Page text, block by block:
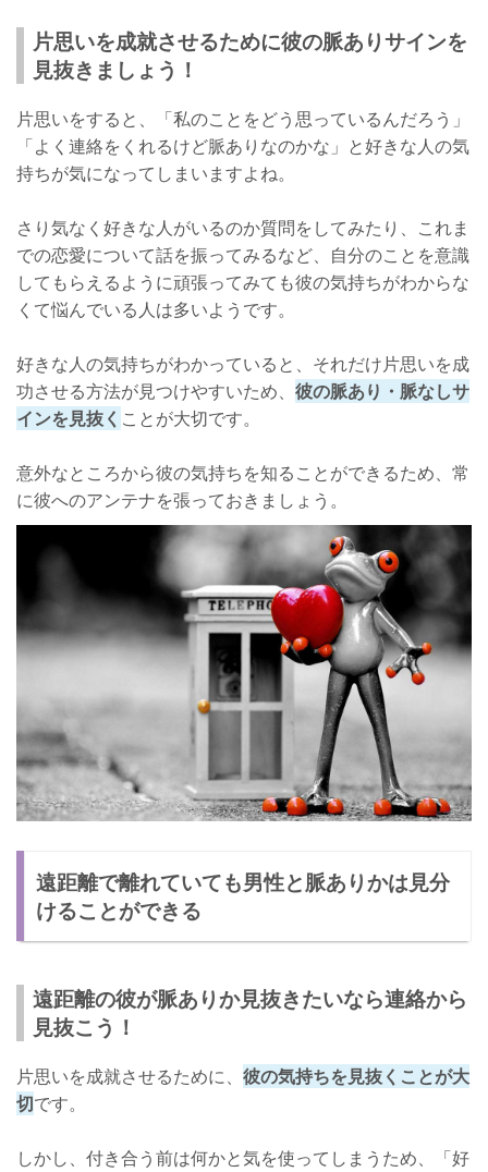
電話やLINEで彼の気持ちを確かめる方法③：彼とのラインが途
切れないか
脈ありだったらどうすればいい？遠距離の彼と付き合う方法
遠距離の彼と付き合う方法➀：離れていても自分の存在をアピ
遠距離の彼と付き合う方法➁：付き合う前でも定期的にデート
をする
さいごに
片思いを成就させるために彼の脈ありサインを
見抜きましょう！
片思いをすると、「私のことをどう思っているんだろう」
「よく連絡をくれるけど脈ありなのかな」と好きな人の気
持ちが気になってしまいますよね。
さり気なく好きな人がいるのか質問をしてみたり、これま
での恋愛について話を振ってみるなど、自分のことを意識
してもらえるように頑張ってみても彼の気持ちがわからな
くて悩んでいる人は多いようです。
好きな人の気持ちがわかっていると、それだけ片思いを成
功させる方法が見つけやすいため、 彼の脈あり・脈なしサ
インを見抜く ことが大切です。
意外なところから彼の気持ちを知ることができるため、常
に彼へのアンテナを張っておきましょう。
遠距離で離れていても男性と脈ありかは見分
けることができる
遠距離の彼が脈ありか見抜きたいなら連絡から
見抜こう！
片思いを成就させるために、 彼の気持ちを見抜くことが大
切です。
しかし、付き合う前は何かと気を使ってしまうため、「好